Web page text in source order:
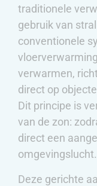
traditionele
gebruik van
conventionele
verwarmen,
direct op
Dit principe is
van de zon:
direct een
omgevingslucht.
Deze gerichte